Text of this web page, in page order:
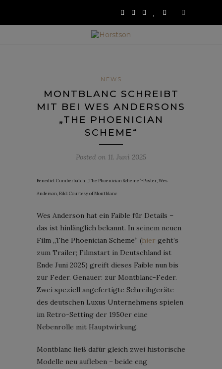
NEWS
MONTBLANC SCHREIBT
MIT BEI WES ANDERSONS
„THE PHOENICIAN
SCHEME“
Posted on 11. Juni 2025
Benedict Cumberbatch, „The Phoenician Scheme“-Poster, Wes
Anderson, Bild: Courtesy of Montblanc
Wes Anderson hat ein Faible für Details –
das ist hinlänglich bekannt. In seinem neuen
Film „The Phoenician Scheme“ (hier geht’s
zum Trailer; Filmstart in Deutschland ist
Ende Juni 2025) greift dieses Faible nun bis
zur Feder. Genauer: zur Montblanc-Feder.
Zwei speziell angefertigte Schreibgeräte
des deutschen Luxus Unternehmens spielen
im Retro-Setting der 1950er eine
Nebenrolle mit Hauptwirkung.
Montblanc ließ dafür gleich zwei historische
Modelle neu aufleben – beide eng